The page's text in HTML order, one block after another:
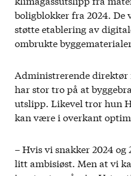
boligblokker fra 2024. De
støtte etablering av
ombrukte
Administrerende direktør
har stor tro på at
utslipp. Likevel tror hun
kan være i overkant
– Hvis vi snakker 2024 og
litt ambisiøst. Men at vi